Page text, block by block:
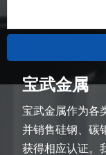
宝武金属
宝武金属作为各
并销售硅钢、碳
获得相应认证。